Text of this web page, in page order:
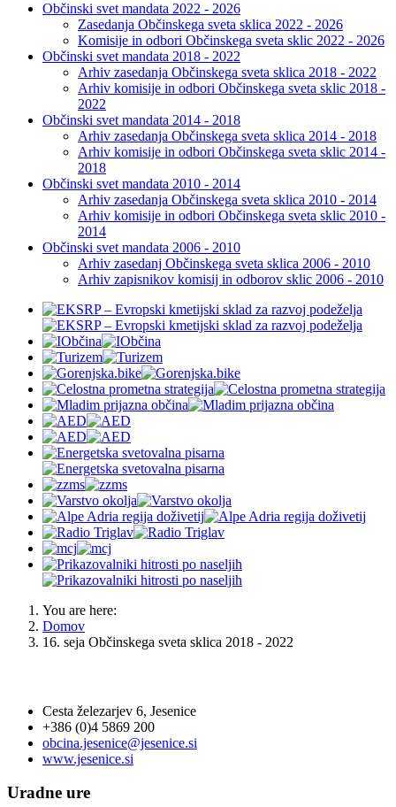
Občinski svet mandata 2022 - 2026
Zasedanja Občinskega sveta sklica 2022 - 2026
Komisije in odbori Občinskega sveta sklic 2022 - 2026
Občinski svet mandata 2018 - 2022
Arhiv zasedanja Občinskega sveta sklica 2018 - 2022
Arhiv komisije in odbori Občinskega sveta sklic 2018 -
2022
Občinski svet mandata 2014 - 2018
Arhiv zasedanja Občinskega sveta sklica 2014 - 2018
Arhiv komisije in odbori Občinskega sveta sklic 2014 -
2018
Občinski svet mandata 2010 - 2014
Arhiv zasedanja Občinskega sveta sklica 2010 - 2014
Arhiv komisije in odbori Občinskega sveta sklic 2010 -
2014
Občinski svet mandata 2006 - 2010
Arhiv zasedanj Občinskega sveta sklica 2006 - 2010
Arhiv zapisnikov komisij in odborov sklic 2006 - 2010
You are here:
Domov
16. seja Občinskega sveta sklica 2018 - 2022
Cesta železarjev 6, Jesenice
+386 (0)4 5869 200
obcina.jesenice@jesenice.si
www.jesenice.si
Uradne ure